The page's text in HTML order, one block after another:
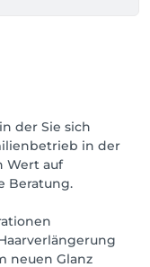
der Sie sich
in der
Wert auf
Beratung.
neuen Glanz